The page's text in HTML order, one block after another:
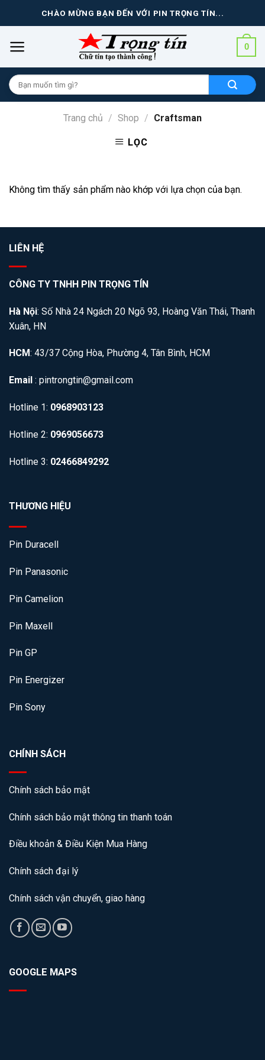
CHÀO MỪNG BẠN ĐẾN VỚI PIN TRỌNG TÍN...
0
Tìm
kiếm
cho:
Trang chủ / Shop / Craftsman
LỌC
Không tìm thấy sản phẩm nào khớp với lựa chọn của bạn.
LIÊN HỆ
CÔNG TY TNHH PIN TRỌNG TÍN
Hà Nội: Số Nhà 24 Ngách 20 Ngõ 93, Hoàng Văn Thái, Thanh
Xuân, HN
HCM: 43/37 Cộng Hòa, Phường 4, Tân Bình, HCM
Email : pintrongtin@gmail.com
Hotline 1: 0968903123
Hotline 2: 0969056673
Hotline 3: 02466849292
THƯƠNG HIỆU
Pin Duracell
Pin Panasonic
Pin Camelion
Pin Maxell
Pin GP
Pin Energizer
Pin Sony
CHÍNH SÁCH
Chính sách bảo mật
Chính sách bảo mật thông tin thanh toán
Điều khoản & Điều Kiện Mua Hàng
Chính sách đại lý
Chính sách vận chuyển, giao hàng
GOOGLE MAPS